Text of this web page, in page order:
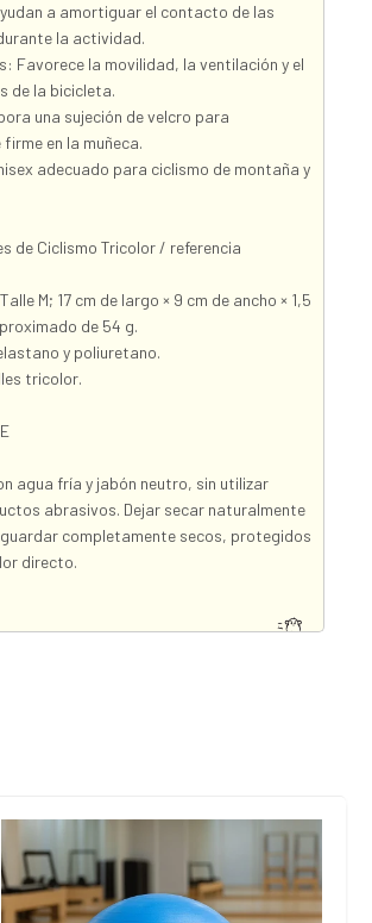
a amortiguar el contacto de las
la actividad.
Favorece la movilidad, la ventilación y el
de la bicicleta.
una sujeción de velcro para
en la muñeca.
adecuado para ciclismo de montaña y
de Ciclismo Tricolor / referencia
M; 17 cm de largo × 9 cm de ancho × 1,5
de 54 g.
y poliuretano.
tricolor.
agua fría y jabón neutro, sin utilizar
abrasivos. Dejar secar naturalmente
completamente secos, protegidos
directo.